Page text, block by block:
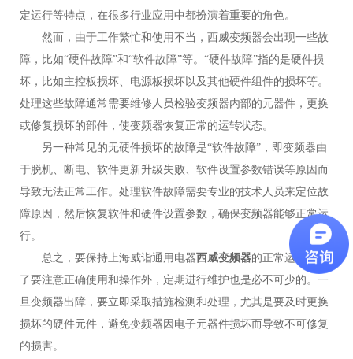
定运行等特点，在很多行业应用中都扮演着重要的角色。
然而，由于工作繁忙和使用不当，西威变频器会出现一些故
障，比如“硬件故障”和“软件故障”等。“硬件故障”指的是硬件损
坏，比如主控板损坏、电源板损坏以及其他硬件组件的损坏等。
处理这些故障通常需要维修人员检验变频器内部的元器件，更换
或修复损坏的部件，使变频器恢复正常的运转状态。
另一种常见的无硬件损坏的故障是“软件故障”，即变频器由
于脱机、断电、软件更新升级失败、软件设置参数错误等原因而
导致无法正常工作。处理软件故障需要专业的技术人员来定位故
障原因，然后恢复软件和硬件设置参数，确保变频器能够正常运
行。
总之，要保持上海威诣通用电器西威变频器的正常运行，除
了要注意正确使用和操作外，定期进行维护也是必不可少的。一
旦变频器出障，要立即采取措施检测和处理，尤其是要及时更换
损坏的硬件元件，避免变频器因电子元器件损坏而导致不可修复
的损害。